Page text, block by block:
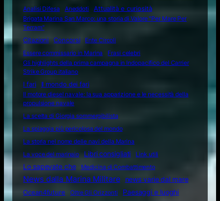
Analisi Difesa
Aneddoti Attualità e curiosità
Brigata Marina San Marco: una storia di Valore "Per Mare Per
Terram"
Citazioni
Concorsi
Ente Circoli
Essere commissario in Marina
Frasi celebri
Gli highlights della prima campagna in Indopacifico del Carrier
Strike Group italiano
I fari
Il mondo dei fari
Il motore diesel navale: la sua apparizione e le necessità della
propulsione navale
La scelta di Giorgia sommergibilista
La spiaggia più pericolosa del mondo
La storia nel nome delle navi della Marina
La voce del marinaio
Libri consigliati Link utili
Lo sapevate che Medicina di Combattimento
News dalla Marina Militare
news varie dal mare
Ocean4future
Oltre Gli Orizzonti
Paesaggi e luoghi